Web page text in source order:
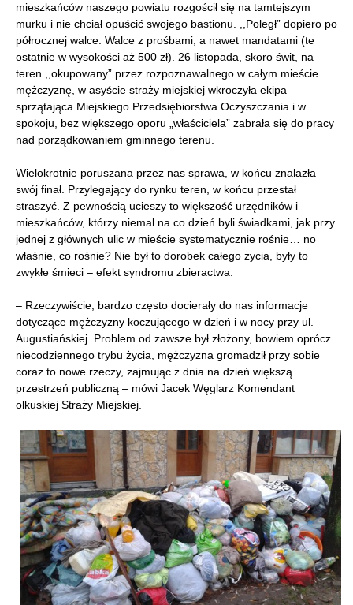
mieszkańców naszego powiatu rozgościł się na tamtejszym
murku i nie chciał opuścić swojego bastionu. ,,Poległ” dopiero po
półrocznej walce. Walce z prośbami, a nawet mandatami (te
ostatnie w wysokości aż 500 zł). 26 listopada, skoro świt, na
teren ,,okupowany” przez rozpoznawalnego w całym mieście
mężczyznę, w asyście straży miejskiej wkroczyła ekipa
sprzątająca Miejskiego Przedsiębiorstwa Oczyszczania i w
spokoju, bez większego oporu „właściciela” zabrała się do pracy
nad porządkowaniem gminnego terenu.
Wielokrotnie poruszana przez nas sprawa, w końcu znalazła
swój finał. Przylegający do rynku teren, w końcu przestał
straszyć. Z pewnością ucieszy to większość urzędników i
mieszkańców, którzy niemal na co dzień byli świadkami, jak przy
jednej z głównych ulic w mieście systematycznie rośnie… no
właśnie, co rośnie? Nie był to dorobek całego życia, były to
zwykłe śmieci – efekt syndromu zbieractwa.
– Rzeczywiście, bardzo często docierały do nas informacje
dotyczące mężczyzny koczującego w dzień i w nocy przy ul.
Augustiańskiej. Problem od zawsze był złożony, bowiem oprócz
niecodziennego trybu życia, mężczyzna gromadził przy sobie
coraz to nowe rzeczy, zajmując z dnia na dzień większą
przestrzeń publiczną – mówi Jacek Węglarz Komendant
olkuskiej Straży Miejskiej.